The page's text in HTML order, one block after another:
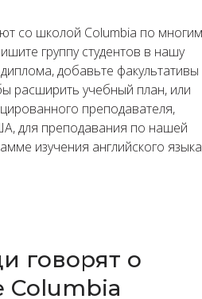
со школой Columbia по многим
группу студентов в нашу
добавьте факультативы
расширить учебный план, или
преподавателя,
для преподавания по нашей
изучения английского
говорят о
Columbia